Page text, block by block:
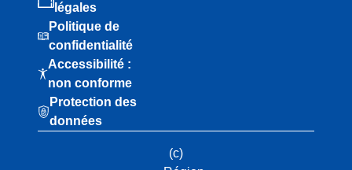
légales
Politique de
confidentialité
Accessibilité :
non conforme
Protection des
données
(c)